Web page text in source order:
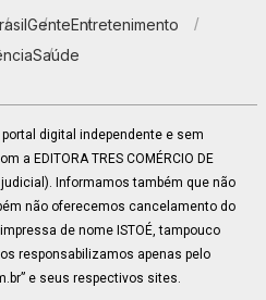
GenteEntretenimento
Saúde
portal digital independente e sem
a EDITORA TRES COMÉRCIO DE
judicial). Informamos também que não
não oferecemos cancelamento do
de nome ISTOÉ, tampouco
responsabilizamos apenas pelo
e seus respectivos sites.